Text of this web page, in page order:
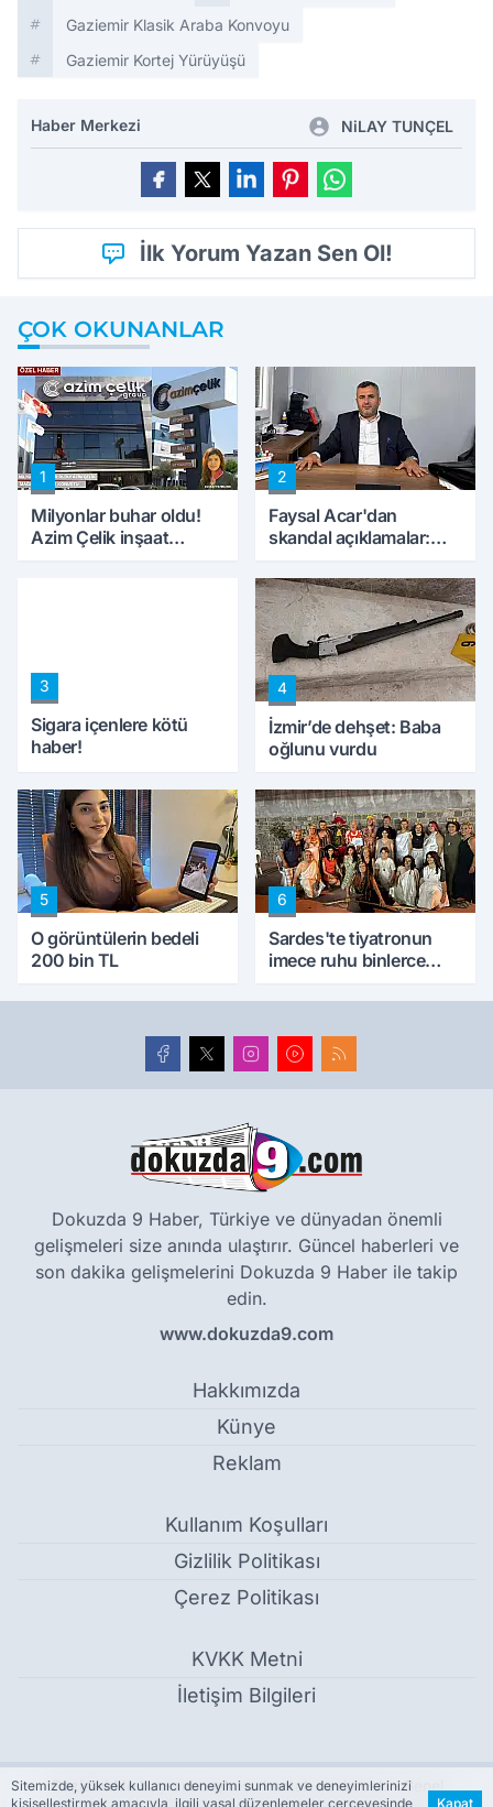
Gaziemir Klasik Araba Konvoyu
Gaziemir Kortej Yürüyüşü
Haber Merkezi NiLAY TUNÇEL
İlk Yorum Yazan Sen Ol!
ÇOK OKUNANLAR
1
Milyonlar buhar oldu!
Azim Çelik inşaat
2
Faysal Acar'dan
skandal açıklamalar:
peynircilerimizi de
kıskaca aldı, müdahale
ettik'
3
Sigara içenlere kötü
haber!
4
İzmir’de dehşet: Baba
oğlunu vurdu
5
O görüntülerin bedeli
200 bin TL
6
Sardes'te tiyatronun
imece ruhu binlerce
Dokuzda 9 Haber, Türkiye ve dünyadan önemli
gelişmeleri size anında ulaştırır. Güncel haberleri ve
son dakika gelişmelerini Dokuzda 9 Haber ile takip
edin.
www.dokuzda9.com
Hakkımızda
Künye
Reklam
Kullanım Koşulları
Gizlilik Politikası
Çerez Politikası
KVKK Metni
İletişim Bilgileri
Gaziemir’de bayram coşkusu kontak çevirecek - Genel
Sitemizde, yüksek kullanıcı deneyimi sunmak ve deneyimlerinizi
kişiselleştirmek amacıyla, ilgili yasal düzenlemeler çerçevesinde
Kapat